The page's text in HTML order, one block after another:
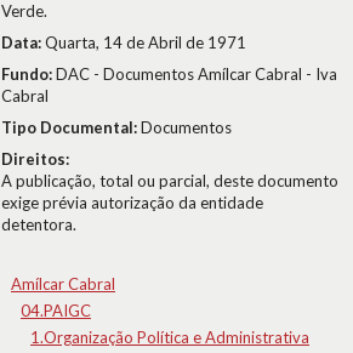
Verde.
Data:Quarta, 14 de Abril de 1971
Fundo:DAC - Documentos Amílcar Cabral - Iva
Cabral
Tipo Documental:Documentos
Direitos:
A publicação, total ou parcial, deste documento
exige prévia autorização da entidade
detentora.
Amílcar Cabral
04.PAIGC
1.Organização Política e Administrativa